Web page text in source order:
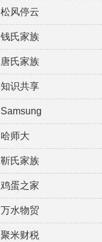
松风停云
钱氏家族
唐氏家族
知识共享
Samsung
哈师大
靳氏家族
鸡蛋之家
万水物贸
聚米财税